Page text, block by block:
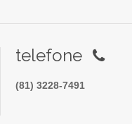
telefone
(81) 3228-7491